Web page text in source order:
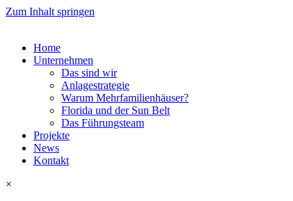
Zum Inhalt springen
Home
Unternehmen
Das sind wir
Anlagestrategie
Warum Mehrfamilienhäuser?
Florida und der Sun Belt
Das Führungsteam
Projekte
News
Kontakt
×